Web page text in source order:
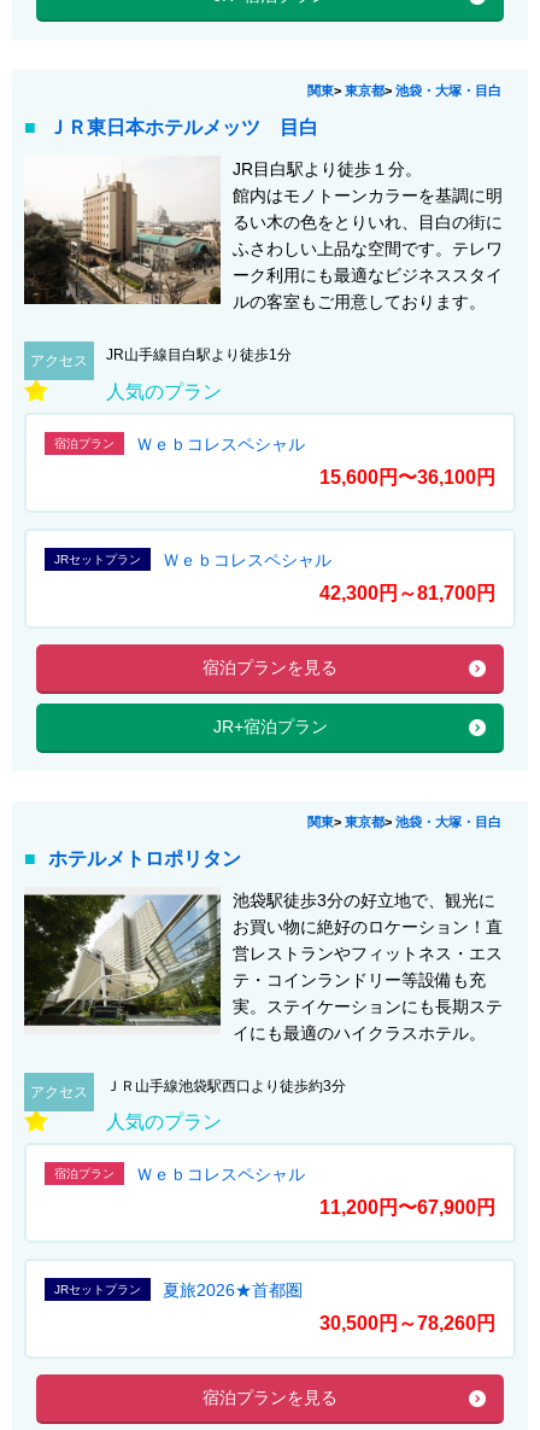
関東> 東京都> 池袋・大塚・目白
ＪＲ東日本ホテルメッツ 目白
JR目白駅より徒歩１分。
館内はモノトーンカラーを基調に明
るい木の色をとりいれ、目白の街に
ふさわしい上品な空間です。テレワ
ーク利用にも最適なビジネススタイ
ルの客室もご用意しております。
アクセス JR山手線目白駅より徒歩1分
人気のプラン
宿泊プラン Ｗｅｂコレスペシャル
15,600円〜36,100円
JRセットプラン Ｗｅｂコレスペシャル
42,300円～81,700円
宿泊プランを見る
JR+宿泊プラン
関東> 東京都> 池袋・大塚・目白
ホテルメトロポリタン
池袋駅徒歩3分の好立地で、観光に
お買い物に絶好のロケーション！直
営レストランやフィットネス・エス
テ・コインランドリー等設備も充
実。ステイケーションにも長期ステ
イにも最適のハイクラスホテル。
アクセス ＪＲ山手線池袋駅西口より徒歩約3分
人気のプラン
宿泊プラン Ｗｅｂコレスペシャル
11,200円〜67,900円
JRセットプラン 夏旅2026★首都圏
30,500円～78,260円
宿泊プランを見る